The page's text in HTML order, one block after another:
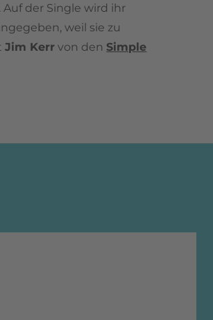
Auf der Single wird ihr
weil sie zu
Jim Kerr von den Simple